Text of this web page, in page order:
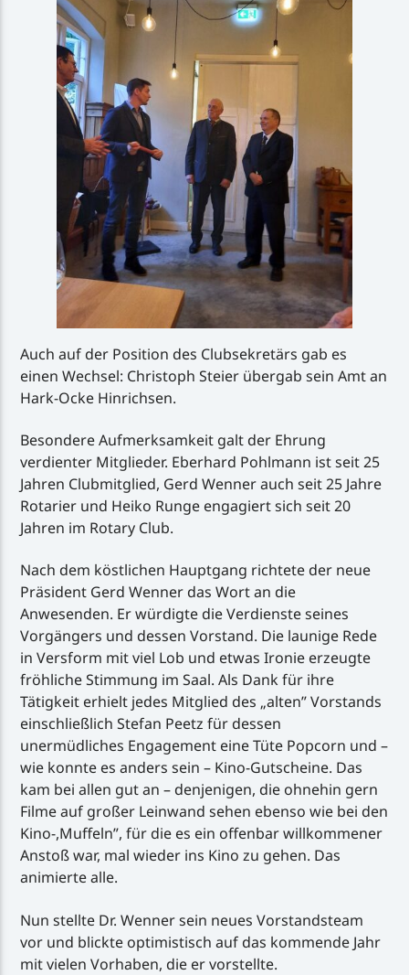
Auch auf der Position des Clubsekretärs gab es
einen Wechsel: Christoph Steier übergab sein Amt an
Hark-Ocke Hinrichsen.
Besondere Aufmerksamkeit galt der Ehrung
verdienter Mitglieder. Eberhard Pohlmann ist seit 25
Jahren Clubmitglied, Gerd Wenner auch seit 25 Jahre
Rotarier und Heiko Runge engagiert sich seit 20
Jahren im Rotary Club.
Nach dem köstlichen Hauptgang richtete der neue
Präsident Gerd Wenner das Wort an die
Anwesenden. Er würdigte die Verdienste seines
Vorgängers und dessen Vorstand. Die launige Rede
in Versform mit viel Lob und etwas Ironie erzeugte
fröhliche Stimmung im Saal. Als Dank für ihre
Tätigkeit erhielt jedes Mitglied des „alten” Vorstands
einschließlich Stefan Peetz für dessen
unermüdliches Engagement eine Tüte Popcorn und –
wie konnte es anders sein – Kino-Gutscheine. Das
kam bei allen gut an – denjenigen, die ohnehin gern
Filme auf großer Leinwand sehen ebenso wie bei den
Kino-,Muffeln”, für die es ein offenbar willkommener
Anstoß war, mal wieder ins Kino zu gehen. Das
animierte alle.
Nun stellte Dr. Wenner sein neues Vorstandsteam
vor und blickte optimistisch auf das kommende Jahr
mit vielen Vorhaben, die er vorstellte.